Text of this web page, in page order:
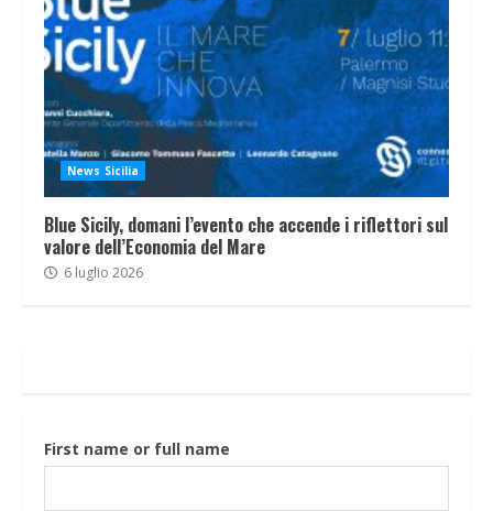
News Sicilia
Blue Sicily, domani l’evento che accende i riflettori sul
valore dell’Economia del Mare
6 luglio 2026
First name or full name